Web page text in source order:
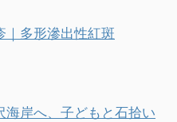
｜多形滲出性紅斑
海岸へ、子どもと石拾い